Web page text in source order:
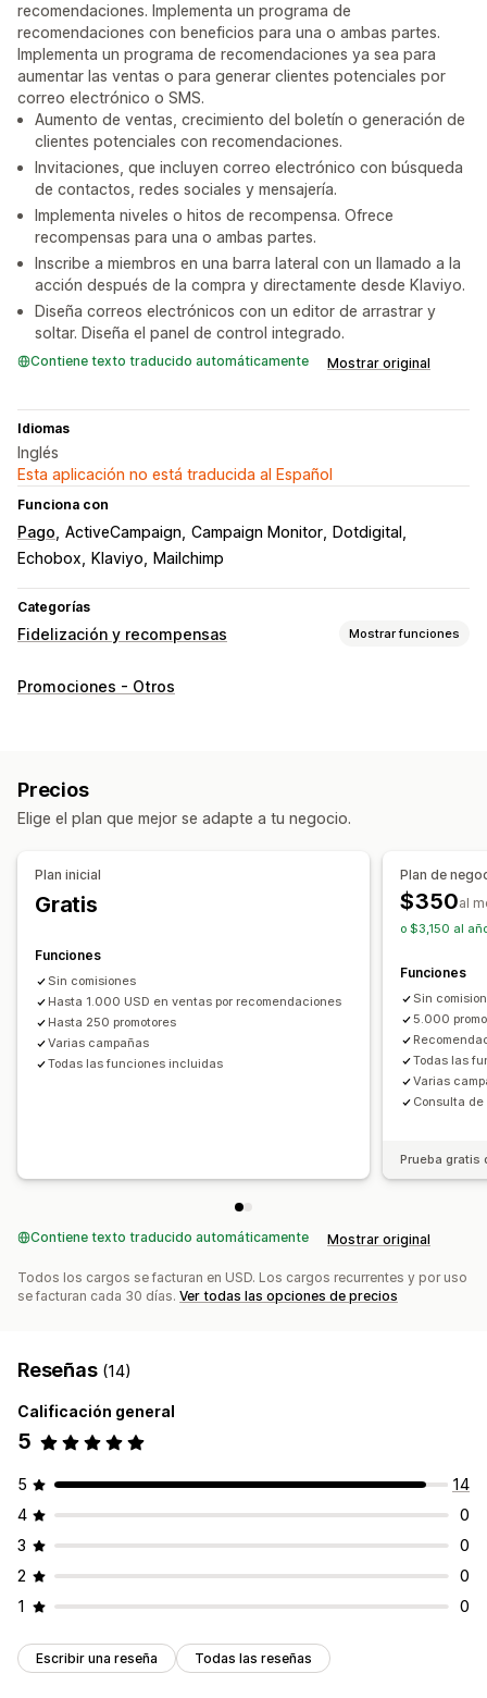
recomendaciones. Implementa un programa de
recomendaciones con beneficios para una o ambas partes.
Implementa un programa de recomendaciones ya sea para
aumentar las ventas o para generar clientes potenciales por
correo electrónico o SMS.
Aumento de ventas, crecimiento del boletín o generación de
clientes potenciales con recomendaciones.
Invitaciones, que incluyen correo electrónico con búsqueda
de contactos, redes sociales y mensajería.
Implementa niveles o hitos de recompensa. Ofrece
recompensas para una o ambas partes.
Inscribe a miembros en una barra lateral con un llamado a la
acción después de la compra y directamente desde Klaviyo.
Diseña correos electrónicos con un editor de arrastrar y
soltar. Diseña el panel de control integrado.
Contiene texto traducido automáticamente Mostrar original
Idiomas
Inglés
Esta aplicación no está traducida al Español
Funciona con
Pago ActiveCampaign Campaign Monitor
Dotdigital
Echobox
Klaviyo Mailchimp
Categorías
Fidelización y recompensas Mostrar funciones
Tipos de programas
Programas personalizados
Descuentos
Tarjetas de regalo
Tarifas de envío
Servicios
Recompensas personalizadas
Promociones - Otros
Precios
Elige el plan que mejor se adapte a tu negocio.
Plan inicial
Gratis
Funciones
Sin comisiones
Hasta 1.000 USD en ventas por recomendaciones
Hasta 250 promotores
Varias campañas
Todas las funciones incluidas
Plan de
$350al
o $3,150 al
Funciones
Sin
5.000
Todas las
Varias
Consulta
Prueba gratis
Contiene texto traducido automáticamente Mostrar original
Todos los cargos se facturan en USD. Los cargos recurrentes y por uso
se facturan cada 30 días. Ver todas las opciones de precios
Reseñas (14)
Calificación general
5
5
14
4
0
3
0
2
0
1
0
Escribir una reseña Todas las reseñas